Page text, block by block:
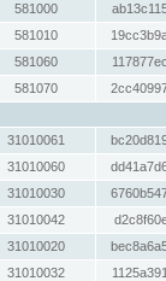
581000
581010
581060
581070
31010061
31010060
31010030
31010042
31010020
31010032